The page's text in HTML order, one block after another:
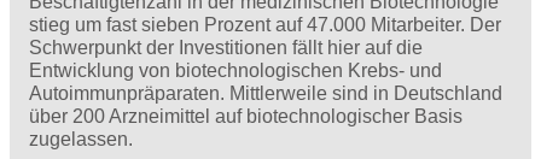
stieg um fast sieben Prozent auf 47.000 Mitarbeiter. Der
Schwerpunkt der Investitionen fällt hier auf die
Entwicklung von biotechnologischen Krebs- und
Autoimmunpräparaten. Mittlerweile sind in Deutschland
über 200 Arzneimittel auf biotechnologischer Basis
zugelassen.